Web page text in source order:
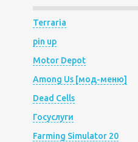
Terraria
pin up
Motor Depot
Among Us [мод-меню]
Dead Cells
Госуслуги
Farming Simulator 20